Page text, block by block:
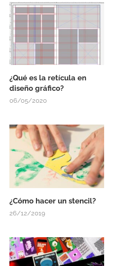
¿Qué es la retícula en
diseño gráfico?
06/05/2020
¿Cómo hacer un stencil?
26/12/2019